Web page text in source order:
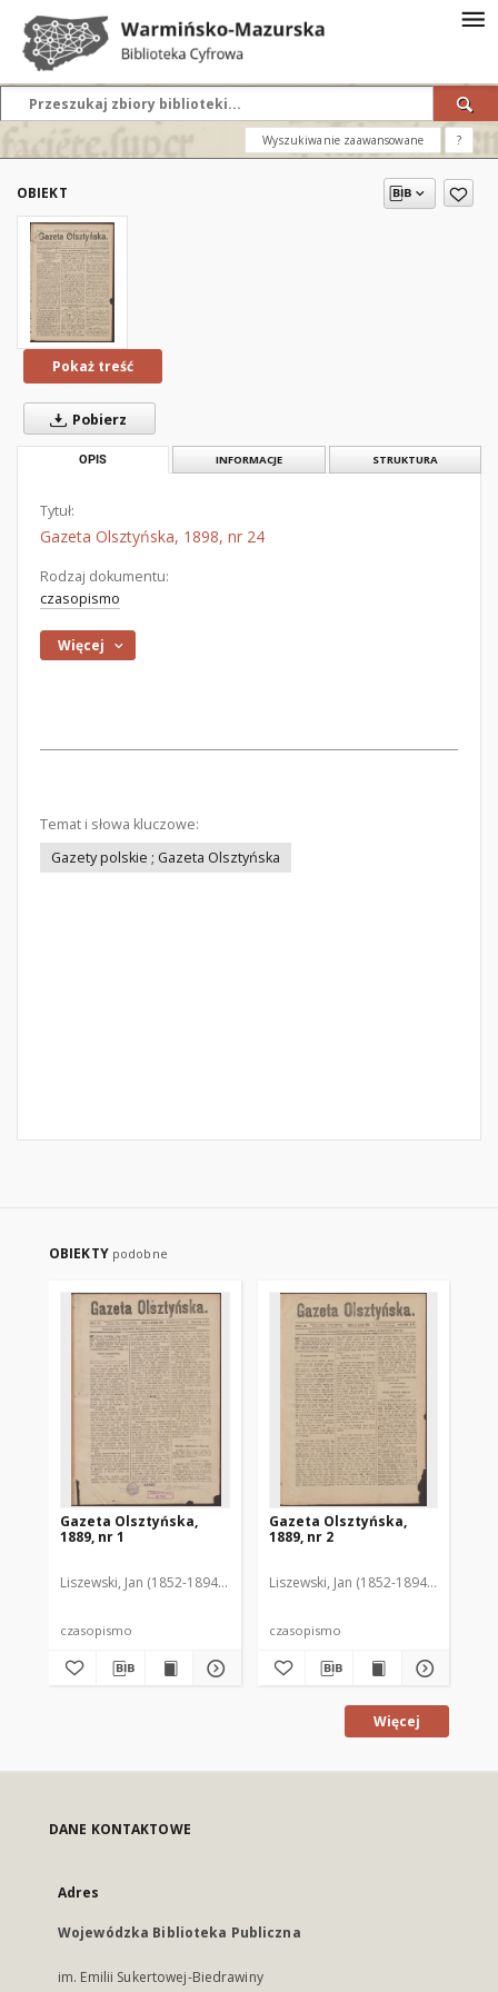
Wyszukiwanie zaawansowane ?
OBIEKT
Pokaż treść
Pobierz
OPIS INFORMACJE STRUKTURA
Tytuł:
Gazeta Olsztyńska, 1898, nr 24
Rodzaj dokumentu:
czasopismo
Więcej
Temat i słowa kluczowe:
Gazety polskie ; Gazeta Olsztyńska
OBIEKTY podobne
Gazeta Olsztyńska,
1889, nr 1
Liszewski, Jan (1852-1894). Red.
czasopismo
Gazeta Olsztyńska,
1889, nr 2
Liszewski, Jan (1852-1894). Red.
czasopismo
Więcej
DANE KONTAKTOWE
Adres
Wojewódzka Biblioteka Publiczna
im. Emilii Sukertowej-Biedrawiny